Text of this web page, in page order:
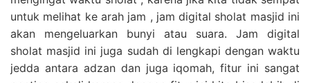
untuk melihat ke arah jam , jam digital sholat masjid ini
akan mengeluarkan bunyi atau suara. Jam digital
sholat masjid ini juga sudah di lengkapi dengan waktu
jedda antara adzan dan juga iqomah, fitur ini sangat